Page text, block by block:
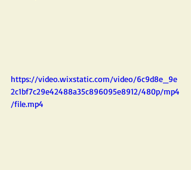
https://video.wixstatic.com/video/6c9d8e_9e
2c1bf7c29e42488a35c896095e8912/480p/mp4
/file.mp4